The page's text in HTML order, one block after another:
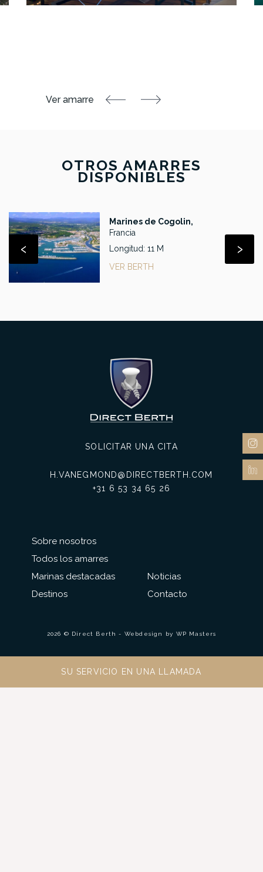
OTROS AMARRES
DISPONIBLES
Marines de Cogolin,
Francia
Longitud: 11 M
VER BERTH
‹ ›
Sobre nosotros
Todos los amarres
Marinas destacadas
Destinos
SOLICITAR UNA CITA
H.VANEGMOND@DIRECTBERTH.COM
+31 6 53 34 65 26
Noticias
Contacto
2026 © Direct Berth - Webdesign by WP Masters
SU SERVICIO EN UNA LLAMADA